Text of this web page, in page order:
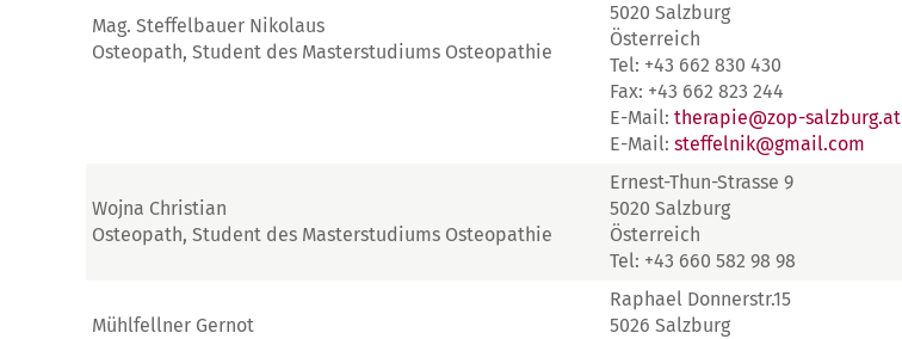
Mag. Steffelbauer Nikolaus
Osteopath, Student des Masterstudiums Osteopathie
5020 Salzburg
Österreich
Tel: +43 662 830 430
Fax: +43 662 823 244
E-Mail: therapie@zop-salzburg.at
E-Mail: steffelnik@gmail.com
Wojna Christian
Osteopath, Student des Masterstudiums Osteopathie
Ernest-Thun-Strasse 9
5020 Salzburg
Österreich
Tel: +43 660 582 98 98
Mühlfellner Gernot
Raphael Donnerstr.15
5026 Salzburg